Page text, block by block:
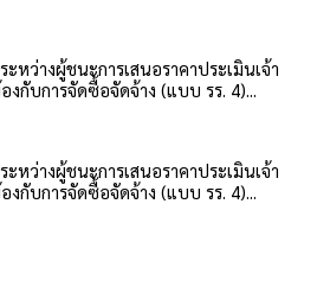
ะหว่างผู้ชนะการเสนอราคาประเมินเจ้า
งกับการจัดซื้อจัดจ้าง (แบบ รร. 4)...
ะหว่างผู้ชนะการเสนอราคาประเมินเจ้า
งกับการจัดซื้อจัดจ้าง (แบบ รร. 4)...